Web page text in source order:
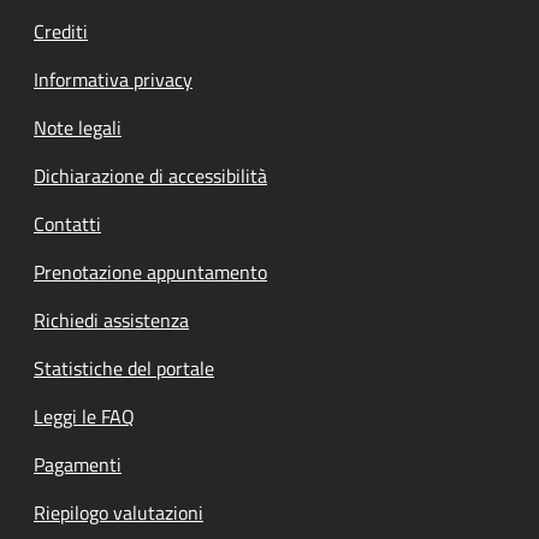
Crediti
Informativa privacy
Note legali
Dichiarazione di accessibilità
Contatti
Prenotazione appuntamento
Richiedi assistenza
Statistiche del portale
Leggi le FAQ
Pagamenti
Riepilogo valutazioni